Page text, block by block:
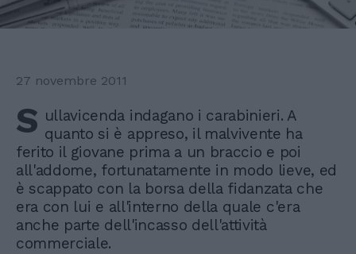
27 novembre 2011
S ullavicenda indagano i carabinieri. A
quanto si è appreso, il malvivente ha
ferito il giovane prima a un braccio e poi
all'addome, fortunatamente in modo lieve, ed
è scappato con la borsa della fidanzata che
era con lui e all'interno della quale c'era
anche parte dell'incasso dell'attività
commerciale.